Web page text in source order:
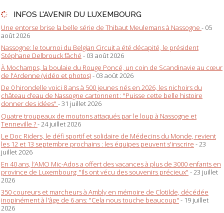
INFOS L'AVENIR DU LUXEMBOURG
Une entorse brise la belle série de Thibaut Meulemans à Nassogne - 05
août 2026
Nassogne: le tournoi du Belgian Circuit a été décapité, le président
Stéphane Delbrouck fâché - 03 août 2026
À Mochamps, la boulaie du Rouge Poncé, un coin de Scandinavie au cœur
de l'Ardenne (vidéo et photos)- 03 août 2026
De 0 hirondelle voici 8 ans à 500 jeunes nés en 2026, les nichoirs du
château d’eau de Nassogne cartonnent : "Puisse cette belle histoire
donner des idées" - 31 juillet 2026
Quatre troupeaux de moutons attaqués par le loup à Nassogne et
Tenneville ?- 24 juillet 2026
Le Doc Riders, le défi sportif et solidaire de Médecins du Monde, revient
les 12 et 13 septembre prochains : les équipes peuvent s'inscrire - 23
juillet 2026
En 40 ans, l’AMO Mic-Ados a offert des vacances à plus de 3000 enfants en
province de Luxembourg: "Ils ont vécu des souvenirs précieux" - 23 juillet
2026
350 coureurs et marcheurs à Ambly en mémoire de Clotilde, décédée
inopinément à l'âge de 6 ans: "Cela nous touche beaucoup" - 19 juillet
2026